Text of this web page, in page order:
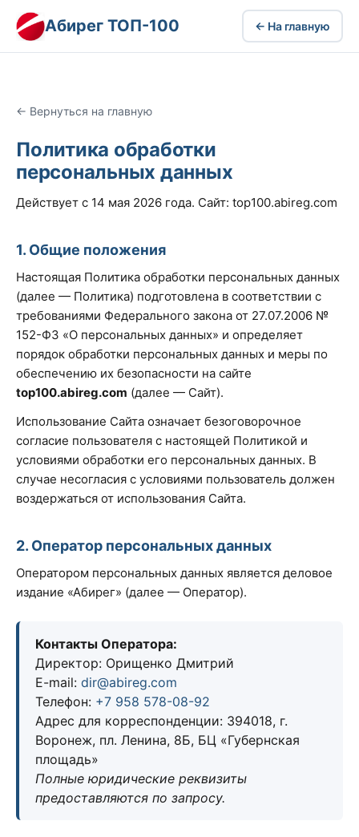
Абирег ТОП-100 ← На главную
← Вернуться на главную
Политика обработки
персональных данных
Действует с 14 мая 2026 года. Сайт: top100.abireg.com
1. Общие положения
Настоящая Политика обработки персональных данных
(далее — Политика) подготовлена в соответствии с
требованиями Федерального закона от 27.07.2006 №
152-ФЗ «О персональных данных» и определяет
порядок обработки персональных данных и меры по
обеспечению их безопасности на сайте
top100.abireg.com (далее — Сайт).
Использование Сайта означает безоговорочное
согласие пользователя с настоящей Политикой и
условиями обработки его персональных данных. В
случае несогласия с условиями пользователь должен
воздержаться от использования Сайта.
2. Оператор персональных данных
Оператором персональных данных является деловое
издание «Абирег» (далее — Оператор).
Контакты Оператора:
Директор: Орищенко Дмитрий
E-mail: dir@abireg.com
Телефон: +7 958 578-08-92
Адрес для корреспонденции: 394018, г.
Воронеж, пл. Ленина, 8Б, БЦ «Губернская
площадь»
Полные юридические реквизиты
предоставляются по запросу.